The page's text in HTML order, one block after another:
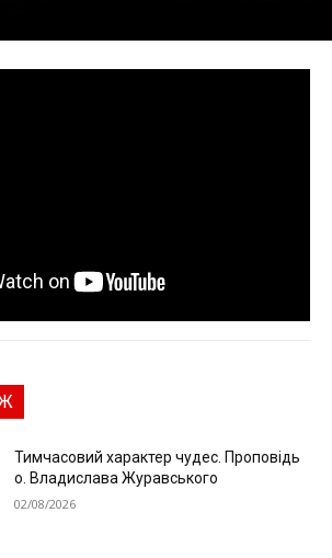
Тимчасовий характер чудес. Проповідь
о. Владислава Журавського
02/08/2026